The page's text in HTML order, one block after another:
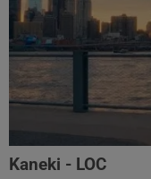
Kaneki - LOC